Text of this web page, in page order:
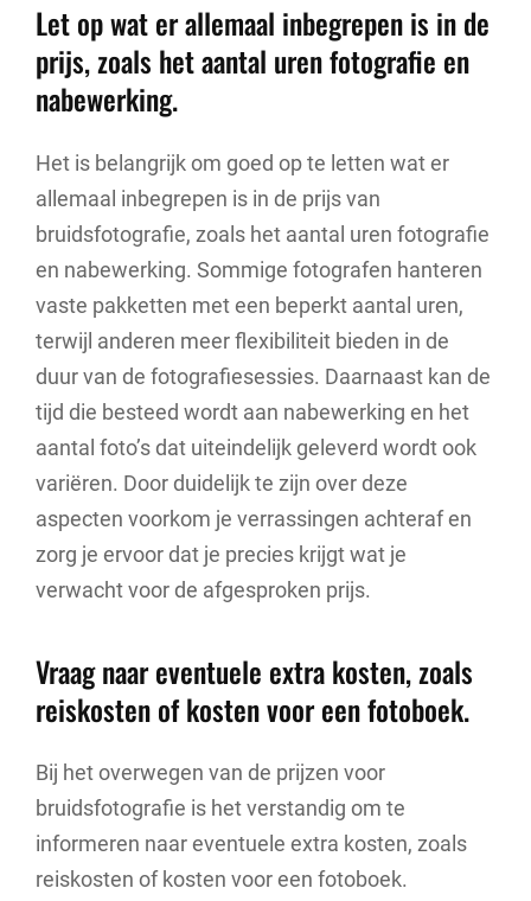
Let op wat er allemaal inbegrepen is in de
prijs, zoals het aantal uren fotografie en
nabewerking.
Het is belangrijk om goed op te letten wat er
allemaal inbegrepen is in de prijs van
bruidsfotografie, zoals het aantal uren fotografie
en nabewerking. Sommige fotografen hanteren
vaste pakketten met een beperkt aantal uren,
terwijl anderen meer flexibiliteit bieden in de
duur van de fotografiesessies. Daarnaast kan de
tijd die besteed wordt aan nabewerking en het
aantal foto’s dat uiteindelijk geleverd wordt ook
variëren. Door duidelijk te zijn over deze
aspecten voorkom je verrassingen achteraf en
zorg je ervoor dat je precies krijgt wat je
verwacht voor de afgesproken prijs.
Vraag naar eventuele extra kosten, zoals
reiskosten of kosten voor een fotoboek.
Bij het overwegen van de prijzen voor
bruidsfotografie is het verstandig om te
informeren naar eventuele extra kosten, zoals
reiskosten of kosten voor een fotoboek.